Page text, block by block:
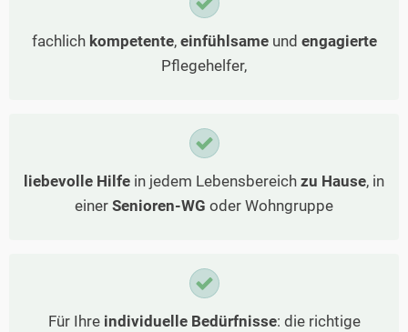
fachlich kompetente, einfühlsameund engagierte
Pflegehelfer,
liebevolle Hilfe in jedem Lebensbereich zu Hause, in
einer Senioren-WG oder Wohngruppe
Für Ihre individuelle Bedürfnisse: die richtige